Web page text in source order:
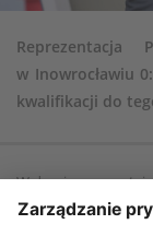
w Inowrocławiu
kwalifikacji do
W drugim meczu tej